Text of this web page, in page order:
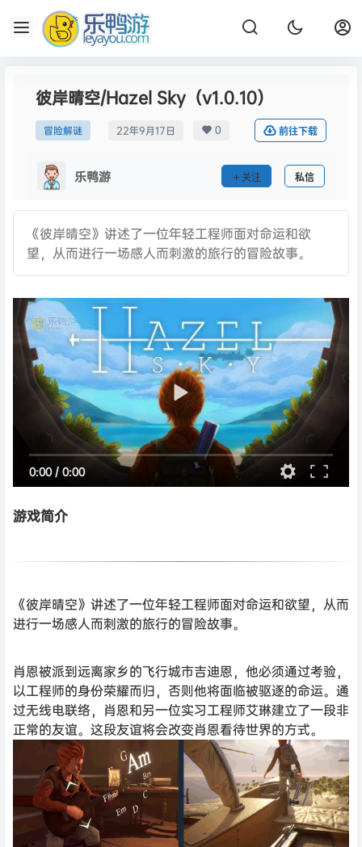
彼岸晴空/Hazel Sky（v1.0.10）
冒险解谜 22年9月17日 0 前往下载
乐鸭游 关注 私信
《彼岸晴空》讲述了一位年轻工程师面对命运和欲
望，从而进行一场感人而刺激的旅行的冒险故事。
0:00/ 0:00
游戏简介
《彼岸晴空》讲述了一位年轻工程师面对命运和欲望，从而
进行一场感人而刺激的旅行的冒险故事。
肖恩被派到远离家乡的飞行城市吉迪恩，他必须通过考验，
以工程师的身份荣耀而归，否则他将面临被驱逐的命运。通
过无线电联络，肖恩和另一位实习工程师艾琳建立了一段非
正常的友谊。这段友谊将会改变肖恩看待世界的方式。